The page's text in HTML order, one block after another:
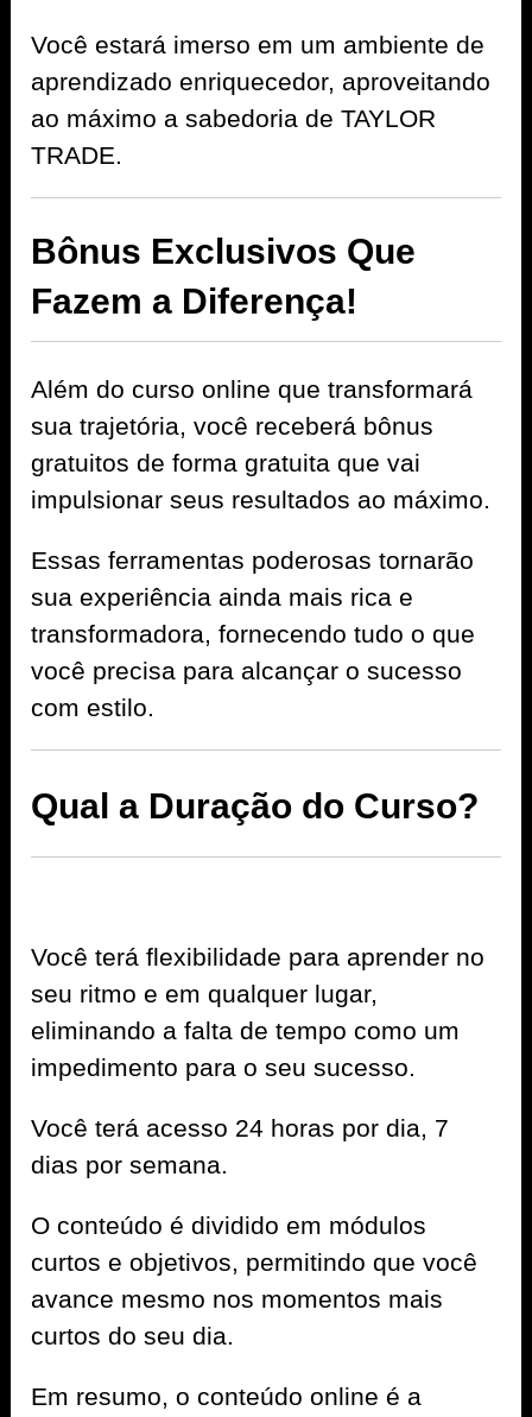
Você estará imerso em um ambiente de
aprendizado enriquecedor, aproveitando
ao máximo a sabedoria de TAYLOR
TRADE.
Bônus Exclusivos Que
Fazem a Diferença!
Além do curso online que transformará
sua trajetória, você receberá bônus
gratuitos de forma gratuita que vai
impulsionar seus resultados ao máximo.
Essas ferramentas poderosas tornarão
sua experiência ainda mais rica e
transformadora, fornecendo tudo o que
você precisa para alcançar o sucesso
com estilo.
Qual a Duração do Curso?
Você terá flexibilidade para aprender no
seu ritmo e em qualquer lugar,
eliminando a falta de tempo como um
impedimento para o seu sucesso.
Você terá acesso 24 horas por dia, 7
dias por semana.
O conteúdo é dividido em módulos
curtos e objetivos, permitindo que você
avance mesmo nos momentos mais
curtos do seu dia.
Em resumo, o conteúdo online é a